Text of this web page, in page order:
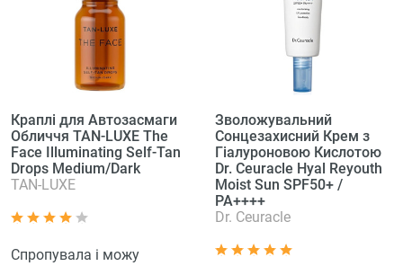
Краплі для Автозасмаги
Обличчя TAN-LUXE The
Face Illuminating Self-Tan
Drops Medium/Dark
TAN-LUXE
Спропувала і можу
Зволожувальний
Сонцезахисний Крем з
Гіалуроновою Кислотою
Dr. Ceuracle Hyal Reyouth
Moist Sun SPF50+ /
PA++++
Dr. Ceuracle